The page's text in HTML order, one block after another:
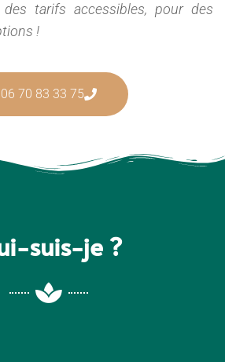
des tarifs accessibles, pour des
!
06 70 83 33 75
suis-je ?